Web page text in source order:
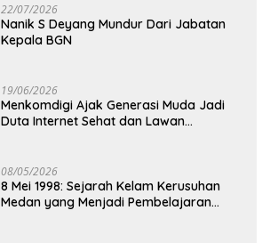
22/07/2026
Nanik S Deyang Mundur Dari Jabatan
Kepala BGN
19/06/2026
Menkomdigi Ajak Generasi Muda Jadi
Duta Internet Sehat dan Lawan
08/05/2026
8 Mei 1998: Sejarah Kelam Kerusuhan
Medan yang Menjadi Pembelajaran